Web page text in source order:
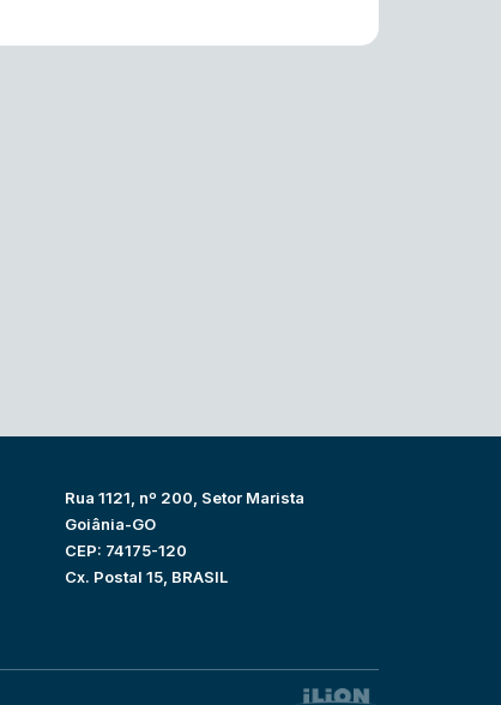
Rua 1121, nº 200, Setor Marista
Goiânia-GO
CEP: 74175-120
Cx. Postal 15, BRASIL